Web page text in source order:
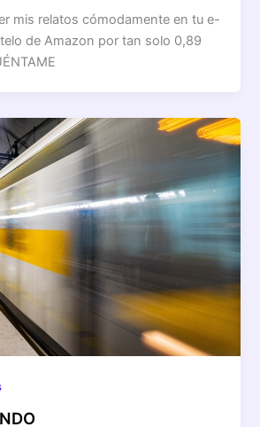
mis relatos cómodamente en tu e-
de Amazon por tan solo 0,89